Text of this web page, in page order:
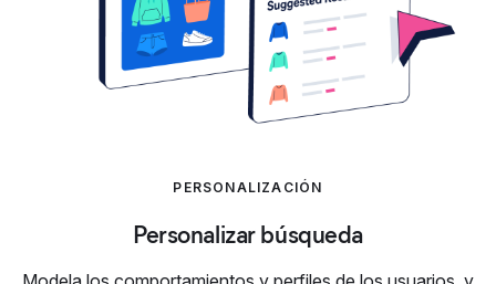
PERSONALIZACIÓN
Personalizar búsqueda